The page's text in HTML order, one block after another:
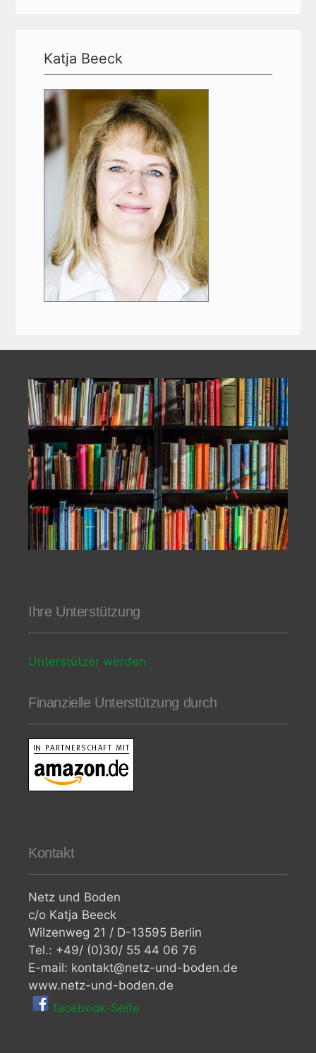
Katja Beeck
Ihre Unterstützung
Unterstützer werden
Finanzielle Unterstützung durch
Kontakt
Netz und Boden
c/o Katja Beeck
Wilzenweg 21 / D-13595 Berlin
Tel.: +49/ (0)30/ 55 44 06 76
E-mail: kontakt@netz-und-boden.de
www.netz-und-boden.de
facebook-Seite